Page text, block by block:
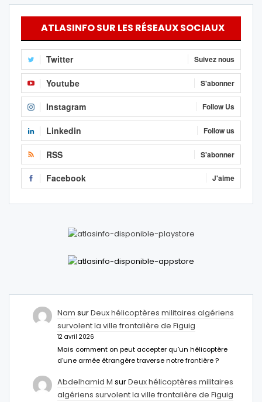
ATLASINFO SUR LES RÉSEAUX SOCIAUX
Twitter Suivez nous
Youtube S'abonner
Instagram Follow Us
Linkedin Follow us
RSS S'abonner
Facebook J'aime
Nam surDeux hélicoptères militaires algériens
survolent la ville frontalière de Figuig
12 avril 2026
Mais comment on peut accepter qu’un hélicoptère
d’une armée étrangère traverse notre frontière ?
Abdelhamid M surDeux hélicoptères militaires
algériens survolent la ville frontalière de Figuig